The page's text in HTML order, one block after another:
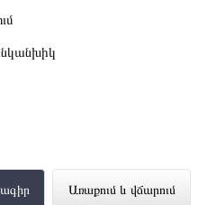
Առաքում և վճարում